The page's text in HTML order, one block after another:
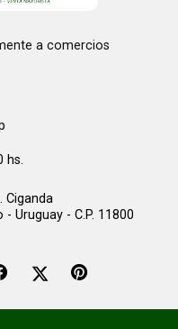
a comercios
hs.
Ciganda
- Uruguay - C.P. 11800